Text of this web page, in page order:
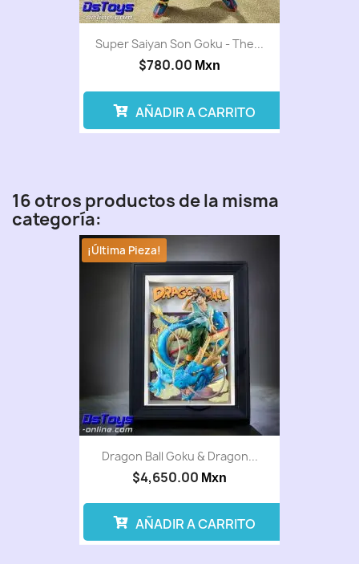
Super Saiyan Son Goku - The...
$780.00 Mxn
AÑADIR A CARRITO
16 otros productos de la misma
categoría:
Dragon Ball Goku & Dragon...
$4,650.00 Mxn
¡Última Pieza!
AÑADIR A CARRITO